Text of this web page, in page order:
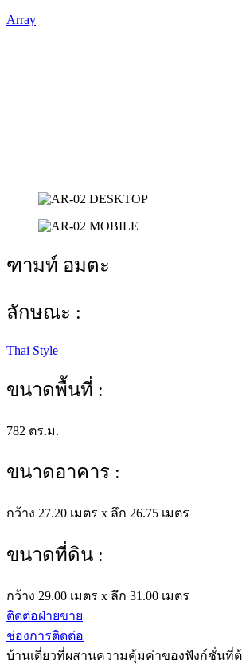
Array
ฑามท์ อมตะ
ลักษณะ :
Thai Style
ขนาดพื้นที่ :
782 ตร.ม.
ขนาดอาคาร :
กว้าง 27.20 เมตร x ลึก 26.75 เมตร
ขนาดที่ดิน :
กว้าง 29.00 เมตร x ลึก 31.00 เมตร
ติดต่อฝ่ายขาย
ช่องการติดต่อ
บ้านเดี่ยวที่ผสานความคุ้มค่าของฟังก์ชั่นที่